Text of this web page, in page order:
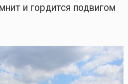
и гордится подвигом